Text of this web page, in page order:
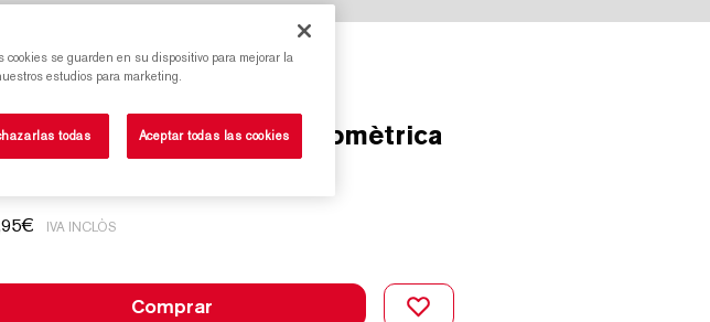
amb granadura geomètrica
€ IVA INCLÒS
Comprar
cookies se guarden en su dispositivo para mejorar la
estudios para marketing.
todas Aceptar todas las cookies